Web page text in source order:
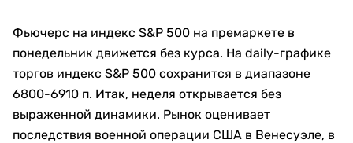
Фьючерс на индекс S&P 500 на премаркете в
понедельник движется без курса. На daily-графике
торгов индекс S&P 500 сохранится в диапазоне
6800-6910 п. Итак, неделя открывается без
выраженной динамики. Рынок оценивает
последствия военной операции США в Венесуэле, в